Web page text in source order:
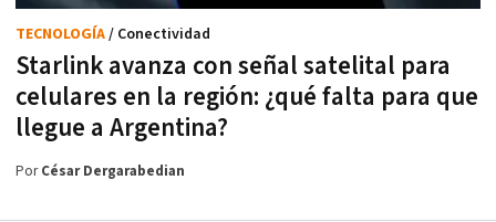
Starlink avanza con señal satelital para
celulares en la región: ¿qué falta para que
llegue a Argentina?
TECNOLOGÍA/ Conectividad
PorCésar Dergarabedian